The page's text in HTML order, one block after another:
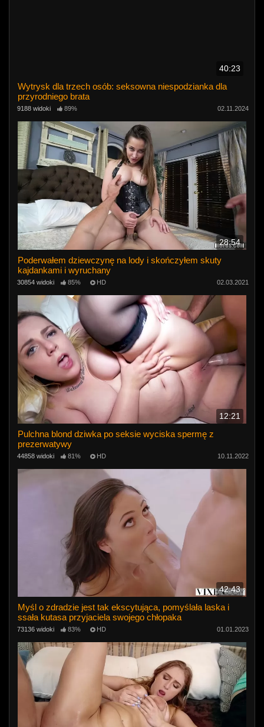
40:23
Wytrysk dla trzech osób: seksowna niespodzianka dla
przyrodniego brata
9188 widoki 89% 02.11.2024
28:54
Poderwałem dziewczynę na lody i skończyłem skuty
kajdankami i wyruchany
30854 widoki 85% HD 02.03.2021
12:21
Pulchna blond dziwka po seksie wyciska spermę z
prezerwatywy
44858 widoki 81% HD 10.11.2022
42:43
Myśl o zdradzie jest tak ekscytująca, pomyślała laska i
ssała kutasa przyjaciela swojego chłopaka
73136 widoki 83% HD 01.01.2023